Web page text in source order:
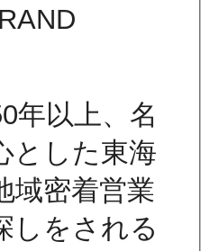
年以上、名
とした東海
域密着営業
しをされる